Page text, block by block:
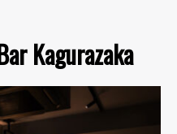
Kagurazaka